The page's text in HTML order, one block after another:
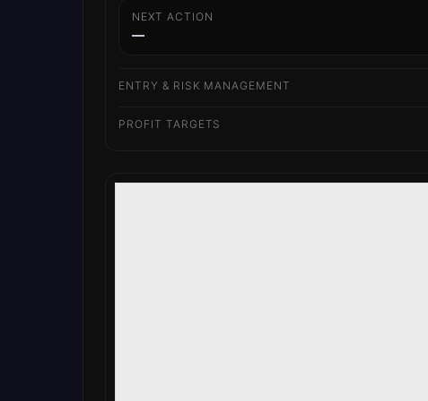
NEXT ACTION
—
ENTRY & RISK MANAGEMENT
PROFIT TARGETS